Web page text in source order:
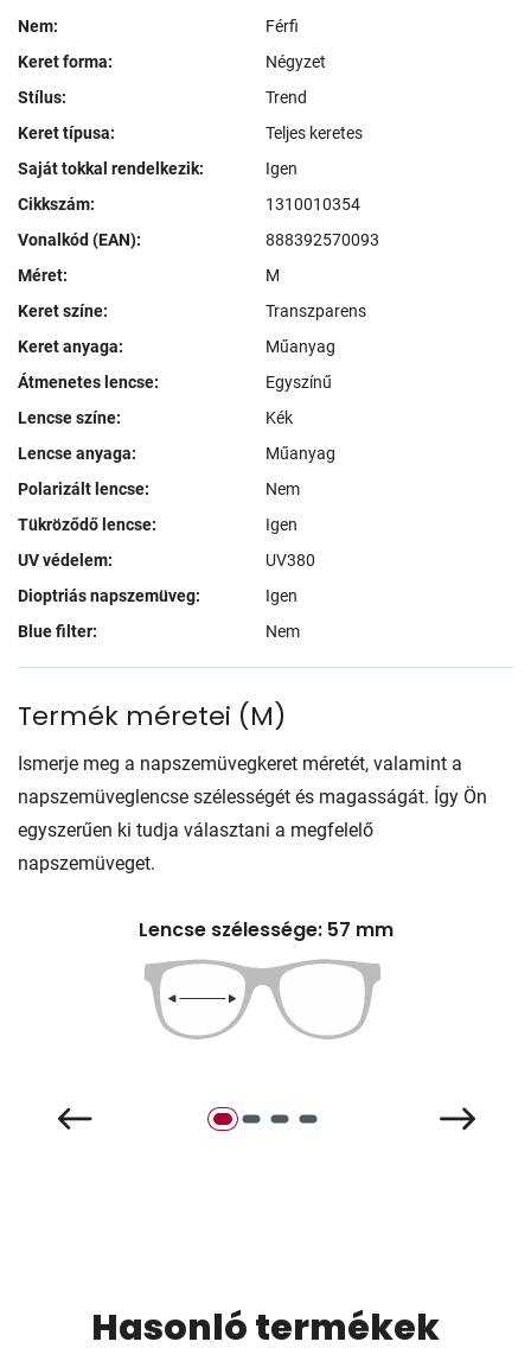
Nem:
Férfi
Keret forma:
Négyzet
Stílus:
Trend
Keret típusa:
Teljes keretes
Saját tokkal rendelkezik:
Igen
Cikkszám:
1310010354
Vonalkód (EAN):
888392570093
Méret:
M
Keret színe:
Transzparens
Keret anyaga:
Műanyag
Átmenetes lencse:
Egyszínű
Lencse színe:
Kék
Lencse anyaga:
Műanyag
Polarizált lencse:
Nem
Tükröződő lencse:
Igen
UV védelem:
UV380
Dioptriás napszemüveg:
Igen
Blue filter:
Nem
Termék méretei (M)
Ismerje meg a napszemüvegkeret méretét, valamint a
napszemüveglencse szélességét és magasságát. Így Ön
egyszerűen ki tudja választani a megfelelő
napszemüveget.
Lencse szélessége: 57 mm
Hasonló termékek